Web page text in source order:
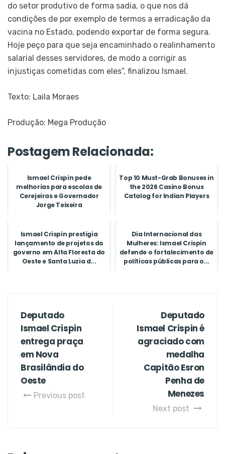
do setor produtivo de forma sadia, o que nos dá
condições de por exemplo de termos a erradicação da
vacina no Estado, podendo exportar de forma segura.
Hoje peço para que seja encaminhado o realinhamento
salarial desses servidores, de modo a corrigir as
injustiças cometidas com eles”, finalizou Ismael.
Texto: Laila Moraes
Produção: Mega Produção
Postagem Relacionada:
Ismael Crispin pede
melhorias para escolas de
Cerejeiras e Governador
Jorge Teixeira
Top 10 Must-Grab Bonuses in
the 2026 Casino Bonus
Catalog for Indian Players
Ismael Crispin prestigia
lançamento de projetos do
governo em Alta Floresta do
Oeste e Santa Luzia d...
Dia Internacional das
Mulheres: Ismael Crispin
defende o fortalecimento de
políticas públicas para o...
Deputado
Ismael Crispin
entrega praça
em Nova
Brasilândia do
Oeste
Previous post
Deputado
Ismael Crispin é
agraciado com
medalha
Capitão Esron
Penha de
Menezes
Next post